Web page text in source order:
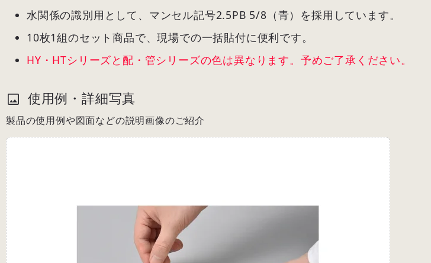
水関係の識別用として、マンセル記号2.5PB 5/8（青）を採用しています。
10枚1組のセット商品で、現場での一括貼付に便利です。
HY・HTシリーズと配・管シリーズの色は異なります。予めご了承ください。
使用例・詳細写真
製品の使用例や図面などの説明画像のご紹介